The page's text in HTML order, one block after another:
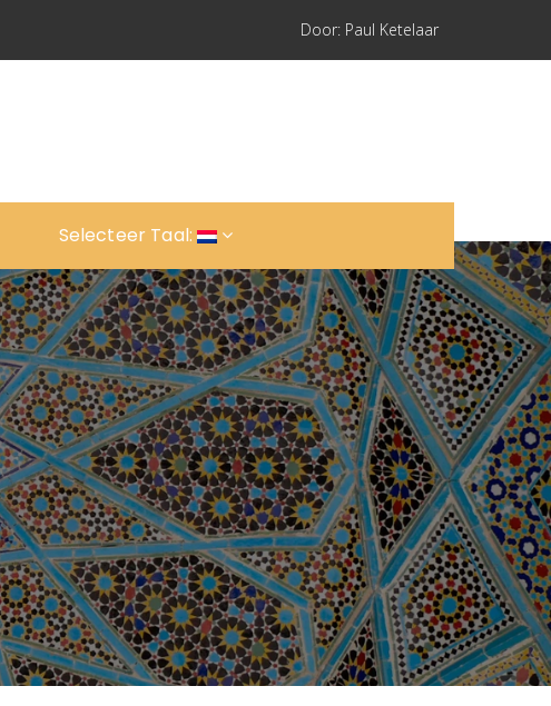
Door: Paul Ketelaar
Selecteer Taal: